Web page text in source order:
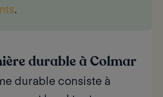
.
durable à Colmar
durable consiste à